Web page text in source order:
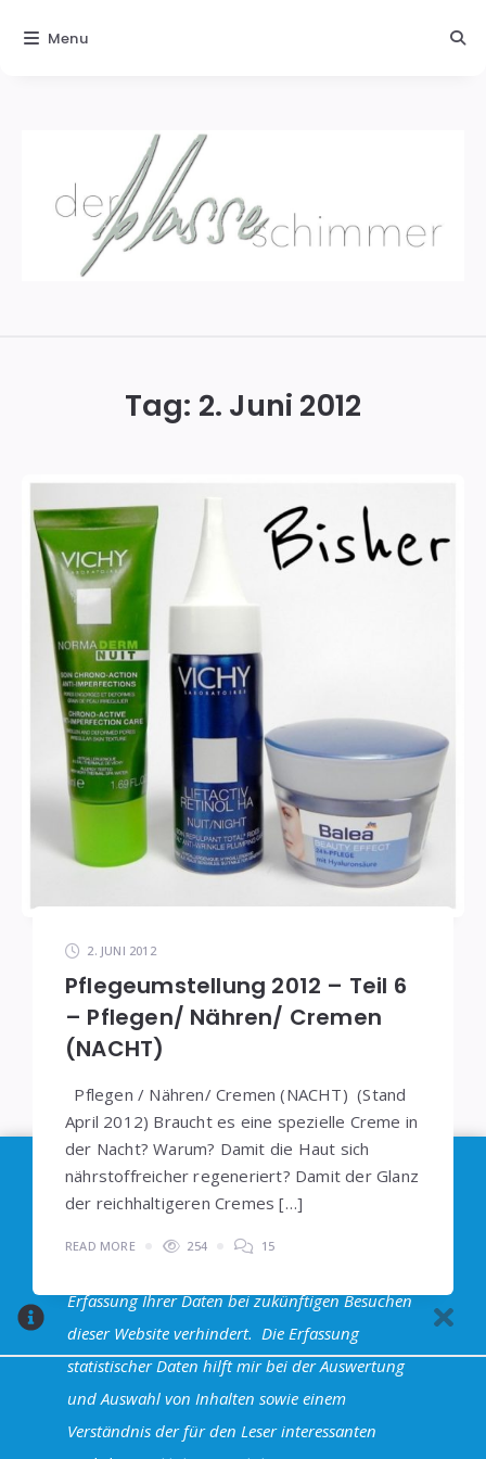
Tag: 2. Juni 2012
2. JUNI 2012
Pflegeumstellung 2012 – Teil 6
– Pflegen/ Nähren/ Cremen
(NACHT)
Pflegen / Nähren/ Cremen (NACHT) (Stand
April 2012) Braucht es eine spezielle Creme in
der Nacht? Warum? Damit die Haut sich
nährstoffreicher regeneriert? Damit der Glanz
der reichhaltigeren Cremes […]
READ MORE 254 15
Halva Theme - Powered by WordPress
Menu
Im Sinne derDSGVO: Die Erfassung Deiner Daten
durchGoogle Analyticskönnen Sie durch
Klicken auf den folgenden Link unterbinden. Es
Erfassung Ihrer Daten bei zukünftigen Besuchen
dieser Website verhindert. Die Erfassung
statistischer Daten hilft mir bei der Auswertung
und Auswahl von Inhalten sowie einem
Verständnis der für den Leser interessanten